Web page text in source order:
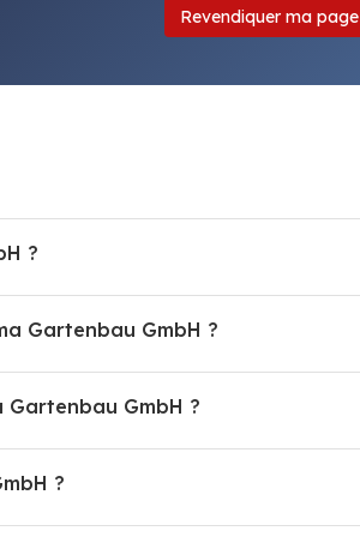
Revendiquer ma page
?
Gartenbau GmbH ?
Gartenbau GmbH ?
?